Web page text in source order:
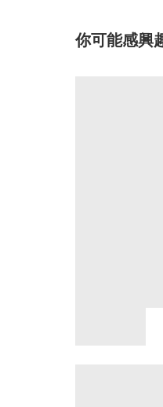
你可能感興